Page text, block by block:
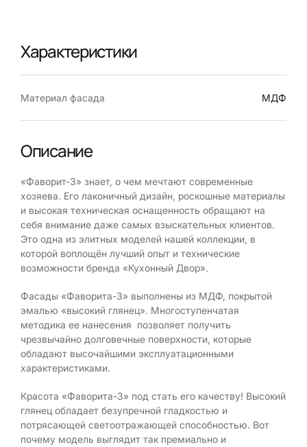
Характеристики
Материал фасада МДФ
Описание
«Фаворит-3» знает, о чем мечтают современные
хозяева. Его лаконичный дизайн, роскошные материалы
и высокая техническая оснащенность обращают на
себя внимание даже самых взыскательных клиентов.
Это одна из элитных моделей нашей коллекции, в
которой воплощён лучший опыт и технические
возможности бренда «Кухонный Двор».
Фасады «Фаворита-3» выполнены из МДФ, покрытой
эмалью «высокий глянец». Многоступенчатая
методика ее нанесения позволяет получить
чрезвычайно долговечные поверхности, которые
обладают высочайшими эксплуатационными
характеристиками.
Красота «Фаворита-3» под стать его качеству! Высокий
глянец обладает безупречной гладкостью и
потрясающей светоотражающей способностью. Вот
почему модель выглядит так премиально и